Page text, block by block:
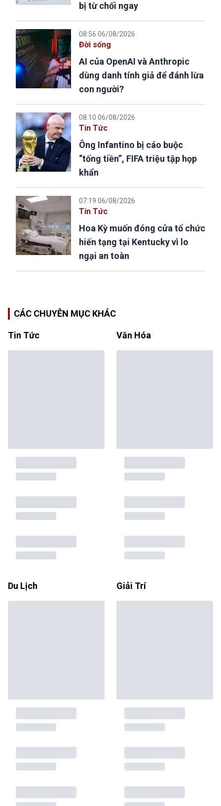
bị từ chối ngay
08:56 06/08/2026
Đời sống
AI của OpenAI và Anthropic
dùng danh tính giả để đánh lừa
con người?
08:10 06/08/2026
Tin Tức
Ông Infantino bị cáo buộc
“tống tiền”, FIFA triệu tập họp
khẩn
07:19 06/08/2026
Tin Tức
Hoa Kỳ muốn đóng cửa tổ chức
hiến tạng tại Kentucky vì lo
ngại an toàn
CÁC CHUYÊN MỤC KHÁC
Tin Tức Văn Hóa
Du Lịch Giải Trí